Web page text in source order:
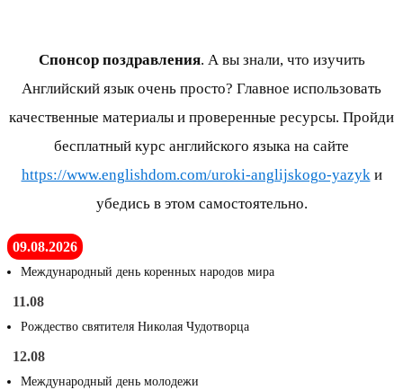
Спонсор поздравления. А вы знали, что изучить
Английский язык очень просто? Главное использовать
качественные материалы и проверенные ресурсы. Пройди
бесплатный курс английского языка на сайте
https://www.englishdom.com/uroki-anglijskogo-yazykи
убедись в этом самостоятельно.
09.08.2026
Международный день коренных народов мира
11.08
Рождество святителя Николая Чудотворца
12.08
Международный день молодежи